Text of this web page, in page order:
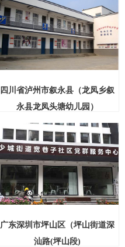
四川省泸州市叙永县（龙凤乡叙
永县龙凤头塘幼儿园）
广东深圳市坪山区（坪山街道深
汕路(坪山段)